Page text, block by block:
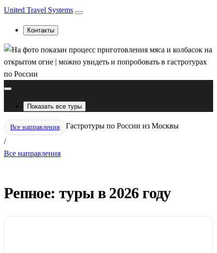
United Travel Systems
Контакты
Показать все туры
Все направления
/
Гастротуры по России из Москвы
Все направления
Репное: туры в 2026 году